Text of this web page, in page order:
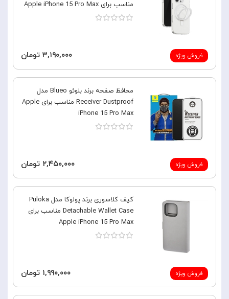
فروش ویژه
مناسب برای Apple iPhone 15 Pro Max
۳,۱۹۰,۰۰۰ تومان
فروش ویژه
محافظ صفحه برند بلوئو Blueo مدل
Receiver Dustproof مناسب برای Apple
iPhone 15 Pro Max
۲,۴۵۰,۰۰۰ تومان
فروش ویژه
کیف کلاسوری برند پولوکا مدل Puloka
Detachable Wallet Case مناسب برای
Apple iPhone 15 Pro Max
۱,۹۹۰,۰۰۰ تومان